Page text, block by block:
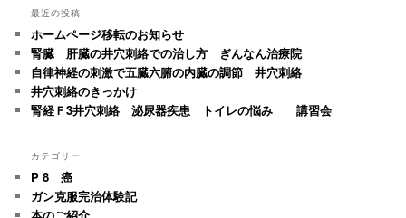
最近の投稿
ホームページ移転のお知らせ
腎臓 肝臓の井穴刺絡での治し方 ぎんなん治療院
自律神経の刺激で五臓六腑の内臓の調節 井穴刺絡
井穴刺絡のきっかけ
腎経Ｆ3井穴刺絡 泌尿器疾患 トイレの悩み 講習会
カテゴリー
P 8 癌
ガン克服完治体験記
本のご紹介